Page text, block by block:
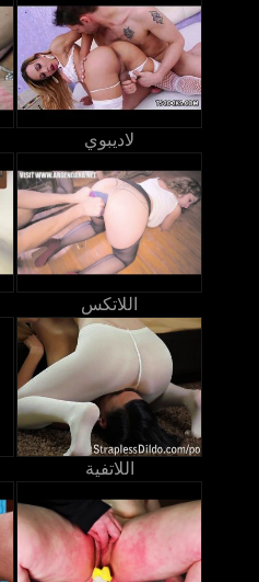
لاديبوي
اللاتكس
اللاتفية